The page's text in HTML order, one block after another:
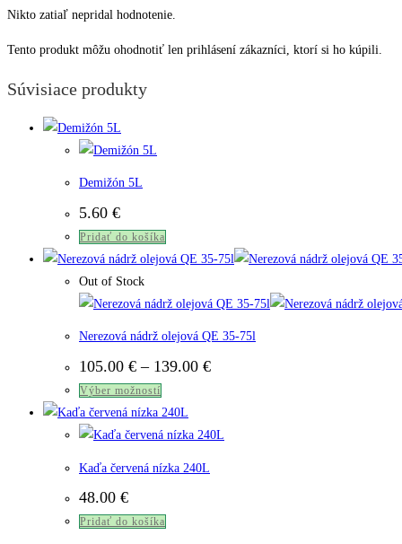
Nikto zatiaľ nepridal hodnotenie.
Tento produkt môžu ohodnotiť len prihlásení zákazníci, ktorí si ho kúpili.
Súvisiace produkty
Demižón 5L
5.60 €
Pridať do košíka
Out of Stock
Nerezová nádrž olejová QE 35-75l
105.00 € – 139.00 €Price
139.00 €
Výber možností
produkt
má
si
Kaďa červená nízka 240L
48.00 €
Pridať do košíka